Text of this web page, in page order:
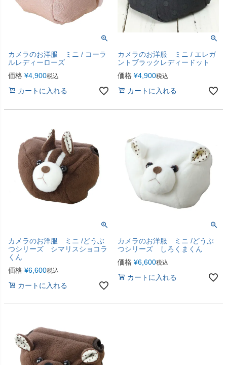
カメラのお洋服 ミニ / コーラ
ルレディーローズ
価格 ¥4,900税込
カートに入れる
カメラのお洋服 ミニ / エレガ
ントブラックレディードット
価格 ¥4,900税込
カートに入れる
カメラのお洋服 ミニ /どうぶ
つシリーズ シマリスショコラ
くん
価格 ¥6,600税込
カートに入れる
カメラのお洋服 ミニ /どうぶ
つシリーズ しろくまくん
価格 ¥6,600税込
カートに入れる